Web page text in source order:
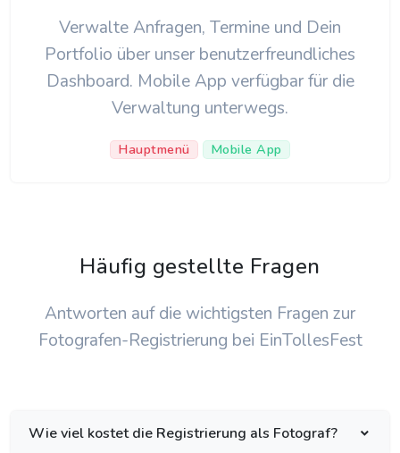
Verwalte Anfragen, Termine und Dein
Portfolio über unser benutzerfreundliches
Dashboard. Mobile App verfügbar für die
Verwaltung unterwegs.
Hauptmenü Mobile App
Häufig gestellte Fragen
Antworten auf die wichtigsten Fragen zur
Fotografen-Registrierung bei EinTollesFest
Wie viel kostet die Registrierung als Fotograf?